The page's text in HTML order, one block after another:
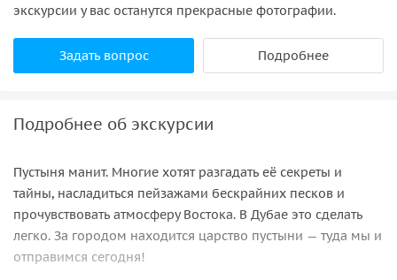
экскурсии у вас останутся прекрасные фотографии.
Задать вопрос Подробнее
Подробнее об экскурсии
Пустыня манит. Многие хотят разгадать её секреты и
тайны, насладиться пейзажами бескрайних песков и
прочувствовать атмосферу Востока. В Дубае это сделать
легко. За городом находится царство пустыни — туда мы и
отправимся сегодня!